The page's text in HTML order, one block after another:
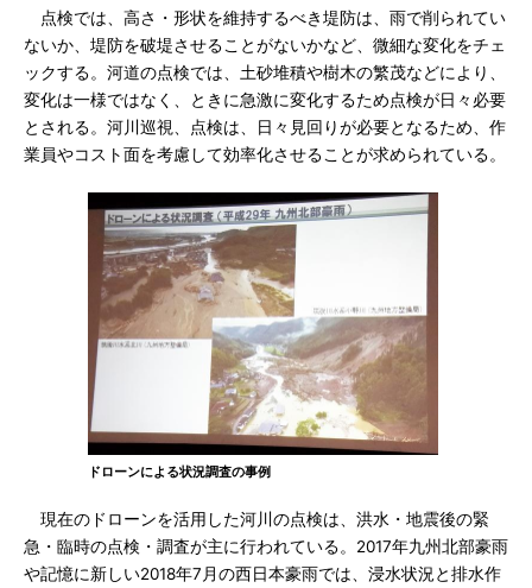
点検では、高さ・形状を維持するべき堤防は、雨で削られてい
ないか、堤防を破堤させることがないかなど、微細な変化をチェ
ックする。河道の点検では、土砂堆積や樹木の繁茂などにより、
変化は一様ではなく、ときに急激に変化するため点検が日々必要
とされる。河川巡視、点検は、日々見回りが必要となるため、作
業員やコスト面を考慮して効率化させることが求められている。
ドローンによる状況調査の事例
現在のドローンを活用した河川の点検は、洪水・地震後の緊
急・臨時の点検・調査が主に行われている。2017年九州北部豪雨
や記憶に新しい2018年7月の西日本豪雨では、浸水状況と排水作